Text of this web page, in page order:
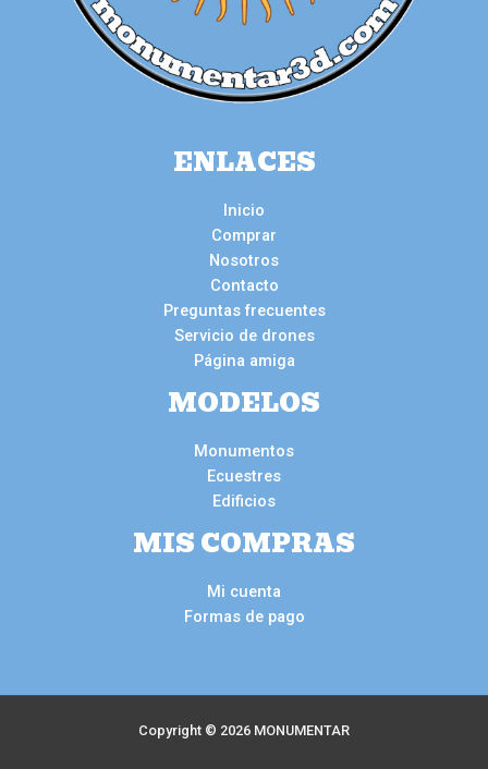
ENLACES
Inicio
Comprar
Nosotros
Contacto
Preguntas frecuentes
Servicio de drones
Página amiga
MODELOS
Monumentos
Ecuestres
Edificios
MIS COMPRAS
Mi cuenta
Formas de pago
Copyright © 2026 MONUMENTAR